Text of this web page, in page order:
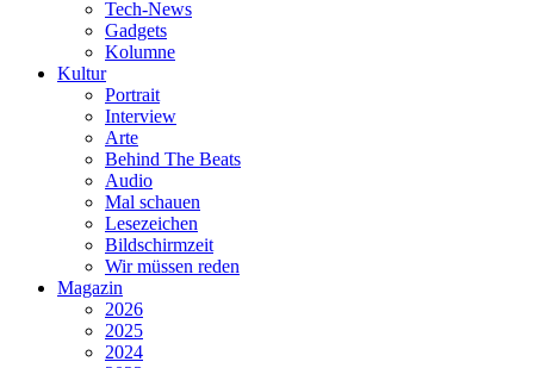
Tech-News
Gadgets
Kolumne
Kultur
Portrait
Interview
Arte
Behind The Beats
Audio
Mal schauen
Lesezeichen
Bildschirmzeit
Wir müssen reden
Magazin
2026
2025
2024